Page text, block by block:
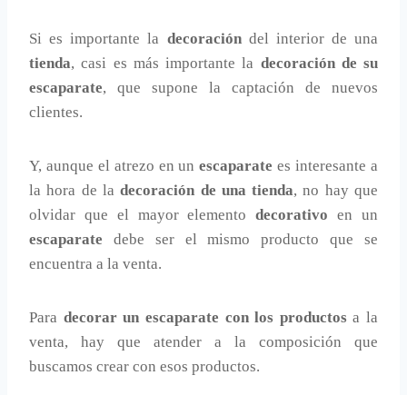
Si es importante la decoracióndel interior de una
tienda, casi es más importante la decoración de su
escaparate, que supone la captación de nuevos
clientes.
Y, aunque el atrezo en unescaparatees interesante a
la hora de ladecoración de una tienda, no hay que
olvidar que el mayor elementodecorativo en un
escaparate debe ser el mismo producto que se
encuentra a la venta.
Para decorar un escaparate con los productosa la
venta, hay que atender a la composición que
buscamos crear con esos productos.